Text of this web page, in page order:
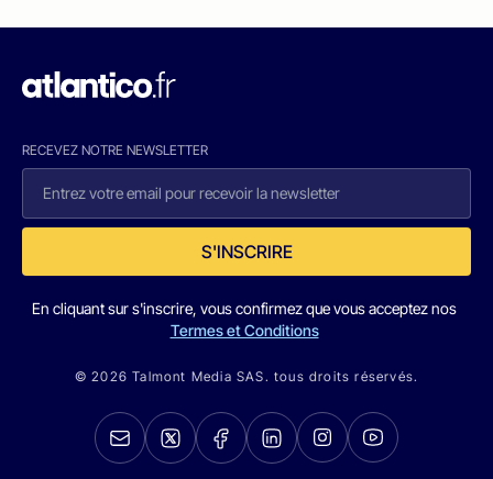
RECEVEZ NOTRE NEWSLETTER
S'INSCRIRE
En cliquant sur s'inscrire, vous confirmez que vous acceptez nos
Termes et Conditions
© 2026 Talmont Media SAS. tous droits réservés.